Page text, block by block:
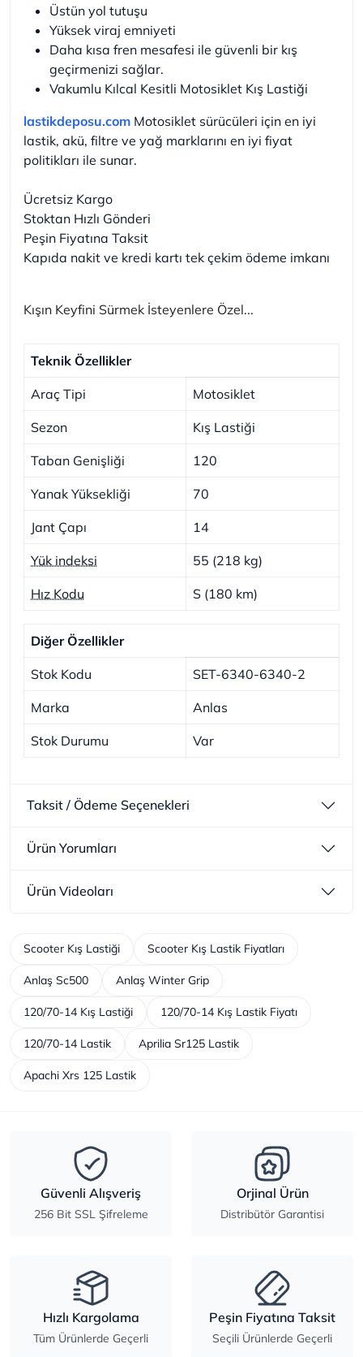
Üstün yol tutuşu
Yüksek viraj emniyeti
Daha kısa fren mesafesi ile güvenli bir kış
geçirmenizi sağlar.
Vakumlu Kılcal Kesitli Motosiklet Kış Lastiği
lastikdeposu.com Motosiklet sürücüleri için en iyi
lastik, akü, filtre ve yağ marklarını en iyi fiyat
politikları ile sunar.
Ücretsiz Kargo
Stoktan Hızlı Gönderi
Peşin Fiyatına Taksit
Kapıda nakit ve kredi kartı tek çekim ödeme imkanı
Kışın Keyfini Sürmek İsteyenlere Özel...
Teknik Özellikler
Araç Tipi Motosiklet
Sezon Kış Lastiği
Taban Genişliği 120
Yanak Yüksekliği 70
Jant Çapı 14
Yük indeksi 55 (218 kg)
Hız Kodu S (180 km)
Diğer Özellikler
Stok Kodu SET-6340-6340-2
Marka Anlas
Stok Durumu Var
Taksit / Ödeme Seçenekleri
Ürün Yorumları
Ürün Videoları
Scooter Kış Lastiği Scooter Kış Lastik Fiyatları
Anlaş Sc500 Anlaş Winter Grip
120/70-14 Kış Lastiği 120/70-14 Kış Lastik Fiyatı
120/70-14 Lastik Aprilia Sr125 Lastik
Apachi Xrs 125 Lastik
Güvenli Alışveriş
256 Bit SSL Şifreleme
Orjinal Ürün
Distribütör Garantisi
Hızlı Kargolama
Tüm Ürünlerde Geçerli
Peşin Fiyatına Taksit
Seçili Ürünlerde Geçerli